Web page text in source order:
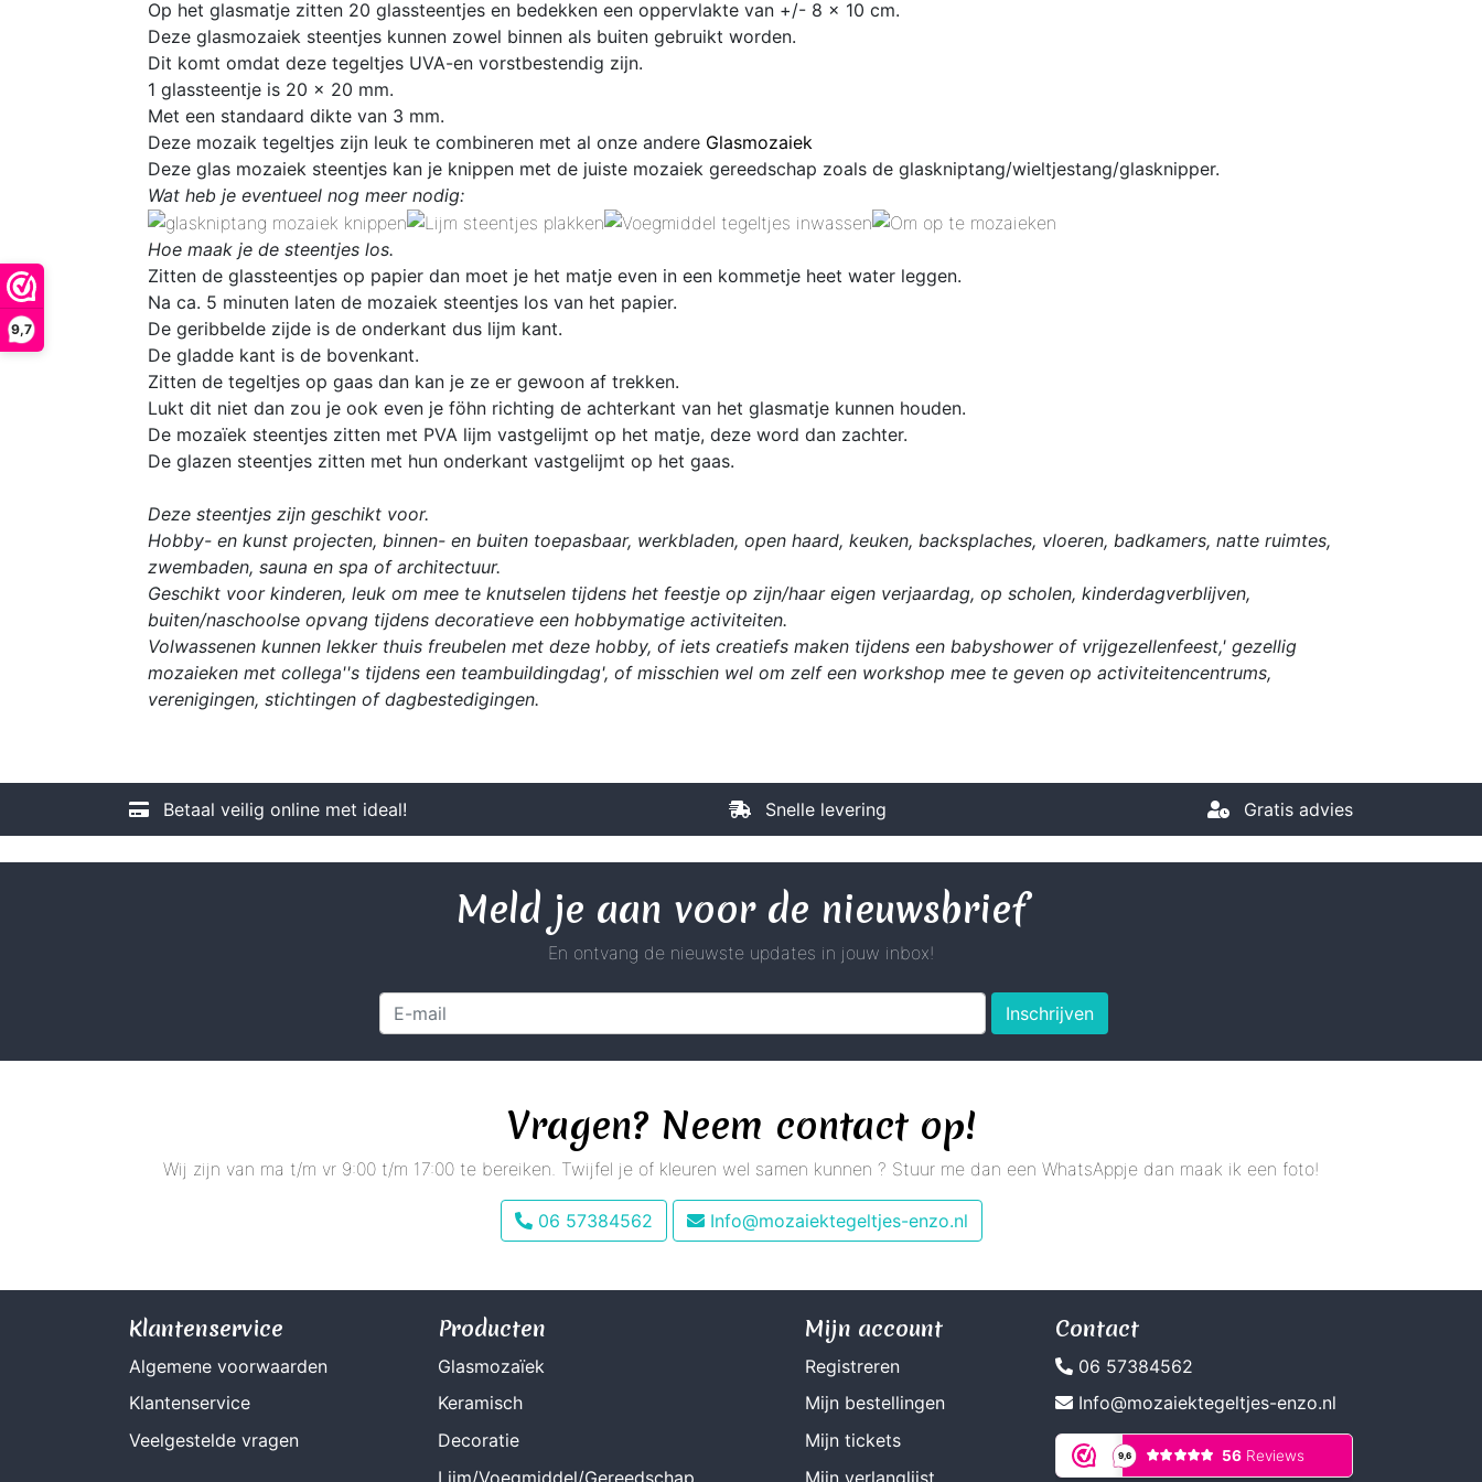
9,7
Op het glasmatje zitten 20 glassteentjes en bedekken een oppervlakte van +/- 8 x 10 cm.
Deze glasmozaiek steentjes kunnen zowel binnen als buiten gebruikt worden.
Dit komt omdat deze tegeltjes UVA-en vorstbestendig zijn.
1 glassteentje is 20 x 20 mm.
Met een standaard dikte van 3 mm.
Deze mozaik tegeltjes zijn leuk te combineren met al onze andere Glasmozaiek
Deze glas mozaiek steentjes kan je knippen met de juiste mozaiek gereedschap zoals de glaskniptang/wieltjestang/glasknipper.
Wat heb je eventueel nog meer nodig:
Hoe maak je de steentjes los.
Zitten de glassteentjes op papier dan moet je het matje even in een kommetje heet water leggen.
Na ca. 5 minuten laten de mozaiek steentjes los van het papier.
De geribbelde zijde is de onderkant dus lijm kant.
De gladde kant is de bovenkant.
Zitten de tegeltjes op gaas dan kan je ze er gewoon af trekken.
Lukt dit niet dan zou je ook even je föhn richting de achterkant van het glasmatje kunnen houden.
De mozaïek steentjes zitten met PVA lijm vastgelijmt op het matje, deze word dan zachter.
De glazen steentjes zitten met hun onderkant vastgelijmt op het gaas.
Deze steentjes zijn geschikt voor.
Hobby- en kunst projecten, binnen- en buiten toepasbaar, werkbladen, open haard, keuken, backsplaches, vloeren, badkamers, natte ruimtes,
zwembaden, sauna en spa of architectuur.
Geschikt voor kinderen, leuk om mee te knutselen tijdens het feestje op zijn/haar eigen verjaardag, op scholen, kinderdagverblijven,
buiten/naschoolse opvang tijdens decoratieve een hobbymatige activiteiten.
Volwassenen kunnen lekker thuis freubelen met deze hobby, of iets creatiefs maken tijdens een babyshower of vrijgezellenfeest,' gezellig
mozaieken met collega''s tijdens een teambuildingdag', of misschien wel om zelf een workshop mee te geven op activiteitencentrums,
verenigingen, stichtingen of dagbestedigingen.
Betaal veilig online met ideal! Snelle levering Gratis advies
Meld je aan voor de nieuwsbrief
En ontvang de nieuwste updates in jouw inbox!
Inschrijven
Vragen? Neem contact op!
Wij zijn van ma t/m vr 9:00 t/m 17:00 te bereiken. Twijfel je of kleuren wel samen kunnen ? Stuur me dan een WhatsAppje dan maak ik een foto!
06 57384562 Info@mozaiektegeltjes-enzo.nl
Klantenservice
Algemene voorwaarden
Klantenservice
Veelgestelde vragen
Producten
Glasmozaïek
Keramisch
Decoratie
Lijm/Voegmiddel/Gereedschap
Mijn account
Registreren
Mijn bestellingen
Mijn tickets
Mijn verlanglijst
Contact
06 57384562
Info@mozaiektegeltjes-enzo.nl